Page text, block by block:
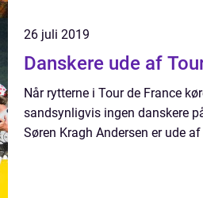
26 juli 2019
Danskere ude af
Når rytterne i Tour de France
sandsynligvis ingen danskere
Søren Kragh Andersen er ude